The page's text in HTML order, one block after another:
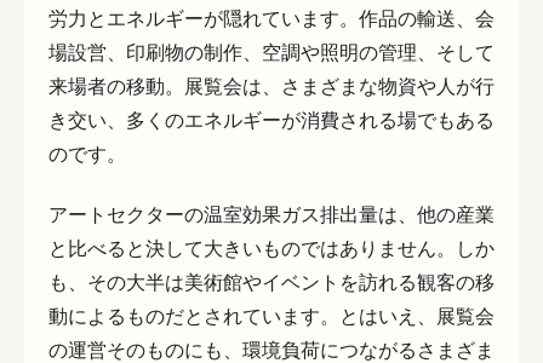
労力とエネルギーが隠れています。作品の輸送、会
場設営、印刷物の制作、空調や照明の管理、そして
来場者の移動。展覧会は、さまざまな物資や人が行
き交い、多くのエネルギーが消費される場でもある
のです。
アートセクターの温室効果ガス排出量は、他の産業
と比べると決して大きいものではありません。しか
も、その大半は美術館やイベントを訪れる観客の移
動によるものだとされています。とはいえ、展覧会
の運営そのものにも、環境負荷につながるさまざま